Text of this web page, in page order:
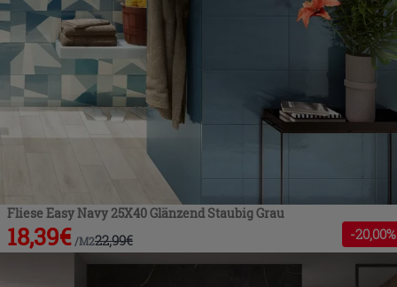
Fliese Easy Navy 25X40 Glänzend Staubig Grau
18,39€ /M222,99€ -20,00%